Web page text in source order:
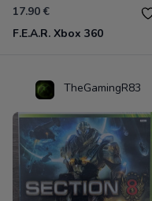
17.90 €
F.E.A.R. Xbox 360
TheGamingR83